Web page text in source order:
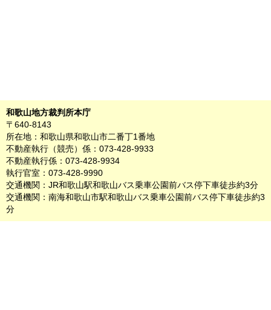
和歌山地方裁判所本庁
〒640-8143
所在地：和歌山県和歌山市二番丁1番地
不動産執行（競売）係：073-428-9933
不動産執行係：073-428-9934
執行官室：073-428-9990
交通機関：JR和歌山駅和歌山バス乗車公園前バス停下車徒歩約3分
交通機関：南海和歌山市駅和歌山バス乗車公園前バス停下車徒歩約3
分